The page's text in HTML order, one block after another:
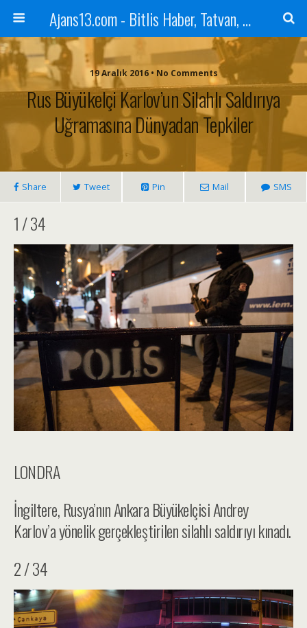
Ajans13.com - Bitlis Haber, Tatvan, Ahlat, Adilcevaz, Mutki, Hizan, Güroymak, Gazete, Ajans, 13, Haber
19 Aralık 2016 • No Comments
Rus Büyükelçi Karlov’un Silahlı Saldırıya
Uğramasına Dünyadan Tepkiler
Share Tweet Pin Mail SMS
1 / 34
LONDRA
İngiltere, Rusya’nın Ankara Büyükelçisi Andrey
Karlov’a yönelik gerçekleştirilen silahlı saldırıyı kınadı.
2 / 34